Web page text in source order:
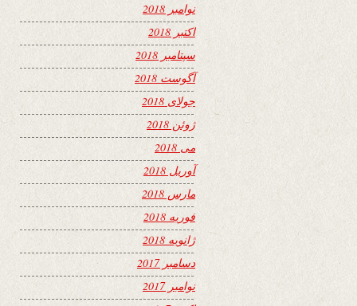
نوامبر 2018
اکتبر 2018
سپتامبر 2018
آگوست 2018
جولای 2018
ژوئن 2018
می 2018
آوریل 2018
مارس 2018
فوریه 2018
ژانویه 2018
دسامبر 2017
نوامبر 2017